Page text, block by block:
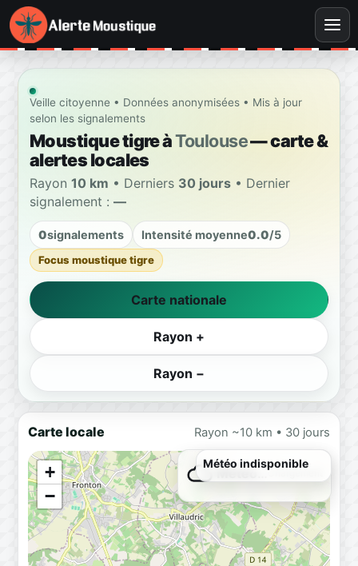
Veille citoyenne • Données anonymisées • Mis à jour
selon les signalements
Moustique tigre àToulouse— carte &
alertes locales
Rayon 10 km • Derniers 30 jours • Dernier
signalement : —
0signalements Intensité moyenne0.0/5
Focus moustique tigre
Carte nationale
Rayon +
Rayon −
Carte locale Rayon ~10 km • 30 jours
+
−
Météo…Chargement
Météo indisponible